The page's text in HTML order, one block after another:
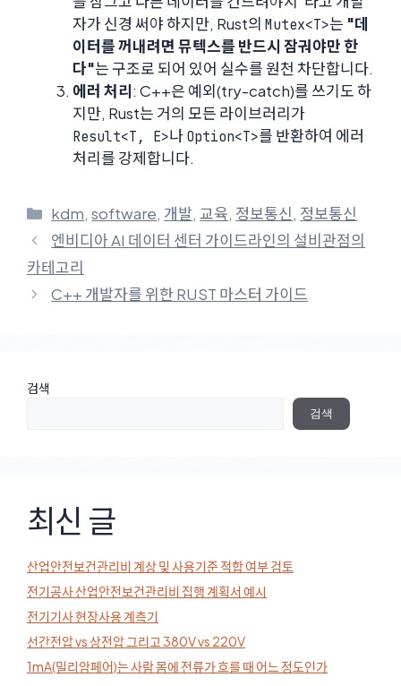
자가 신경 써야 하지만, Rust의 Mutex<T>는 "데
이터를 꺼내려면 뮤텍스를 반드시 잠궈야만 한
다"는 구조로 되어 있어 실수를 원천 차단합니다.
에러 처리: C++은 예외(try-catch)를 쓰기도 하
지만, Rust는 거의 모든 라이브러리가
Result<T, E>나 Option<T>를 반환하여 에러
처리를 강제합니다.
카
테
고
리
kdm,software, 개발,교육, 정보통신, 정보통신
엔비디아 AI 데이터 센터 가이드라인의 설비관점의
카테고리
C++ 개발자를 위한 RUST 마스터 가이드
검색
검색
최신 글
산업안전보건관리비 계상 및 사용기준 적합 여부 검토
전기공사 산업안전보건관리비 집행 계획서 예시
전기기사 현장사용 계측기
선간전압 vs 상전압 그리고 380V vs 220V
1mA(밀리암페어)는 사람 몸에 전류가 흐를 때 어느 정도인가